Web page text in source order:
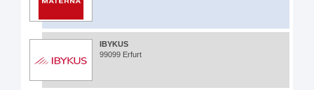
IBYKUS
99099 Erfurt